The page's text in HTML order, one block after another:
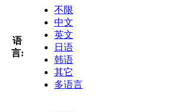
语
言:
不限
中文
英文
日语
韩语
其它
多语言